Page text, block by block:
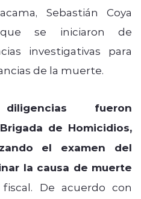
Sebastián Coya
que se iniciaron de
investigativas para
de la muerte.
fueron
de Homicidios,
el examen del
la causa de muerte
De acuerdo con